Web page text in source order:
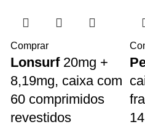
Comprar
Lonsurf 20mg +
8,19mg, caixa com
60 comprimidos
revestidos